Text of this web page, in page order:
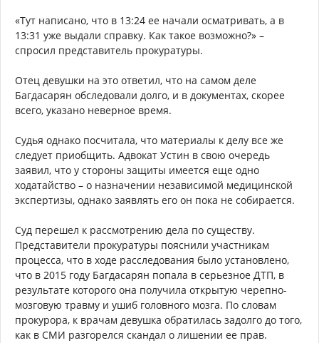
«Тут написано, что в 13:24 ее начали осматривать, а в
13:31 уже выдали справку. Как такое возможно?» –
спросил представитель прокуратуры.
Отец девушки на это ответил, что на самом деле
Багдасарян обследовали долго, и в документах, скорее
всего, указано неверное время.
Судья однако посчитала, что материалы к делу все же
следует приобщить. Адвокат Устин в свою очередь
заявил, что у стороны защиты имеется еще одно
ходатайство – о назначении независимой медицинской
экспертизы, однако заявлять его он пока не собирается.
Суд перешел к рассмотрению дела по существу.
Представители прокуратуры пояснили участникам
процесса, что в ходе расследования было установлено,
что в 2015 году Багдасарян попала в серьезное ДТП, в
результате которого она получила открытую черепно-
мозговую травму и ушиб головного мозга. По словам
прокурора, к врачам девушка обратилась задолго до того,
как в СМИ разгорелся скандал о лишении ее прав.